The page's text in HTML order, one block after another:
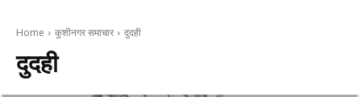
Home कुशीनगर समाचार दुदही
दुदही